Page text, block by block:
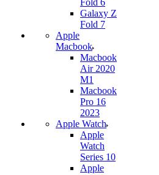
Fold 6
Galaxy Z
Fold 7
Apple
Macbook
Macbook
Air 2020
M1
Macbook
Pro 16
2023
Apple Watch
Apple
Watch
Series 10
Apple